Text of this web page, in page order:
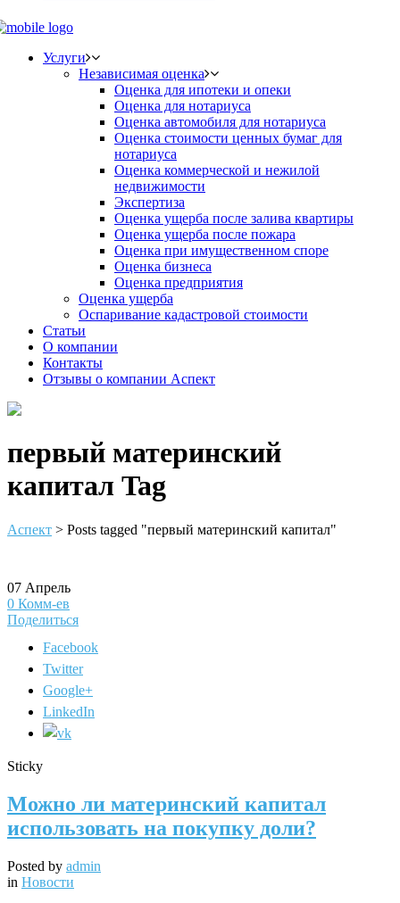
Услуги
Независимая оценка
Оценка для ипотеки и опеки
Оценка для нотариуса
Оценка автомобиля для нотариуса
Оценка стоимости ценных бумаг для
нотариуса
Оценка коммерческой и нежилой
недвижимости
Экспертиза
Оценка ущерба после залива квартиры
Оценка ущерба после пожара
Оценка при имущественном споре
Оценка бизнеса
Оценка предприятия
Оценка ущерба
Оспаривание кадастровой стоимости
Статьи
О компании
Контакты
Отзывы о компании Аспект
первый материнский
капитал Tag
Аспект > Posts tagged "первый материнский капитал"
07 Апрель
0 Комм-ев
Поделиться
Facebook
Twitter
Google+
LinkedIn
Sticky
Можно ли материнский капитал
использовать на покупку доли?
Posted by admin
in Новости